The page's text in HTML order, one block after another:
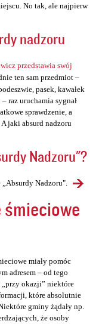
No tak, ale najpierw
nadzoru
przedstawia swój
ten sam przedmiot –
pasek, kawałek
raz uruchamia sygnał
sprawdzenie, a
jaki absurd nadzoru
Nadzoru"?
Nadzoru".
miały pomóc
adresem – od tego
„przy okazji” niektóre
które absolutnie
gminy żądały np.
że osoby